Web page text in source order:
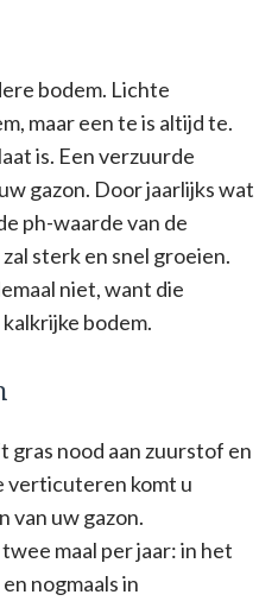
bodem. Lichte
maar een te is altijd te.
is. Een verzuurde
gazon. Door jaarlijks wat
ph-waarde van de
sterk en snel groeien.
niet, want die
bodem.
gras nood aan zuurstof en
komt u
van uw gazon.
maal per jaar: in het
nogmaals in